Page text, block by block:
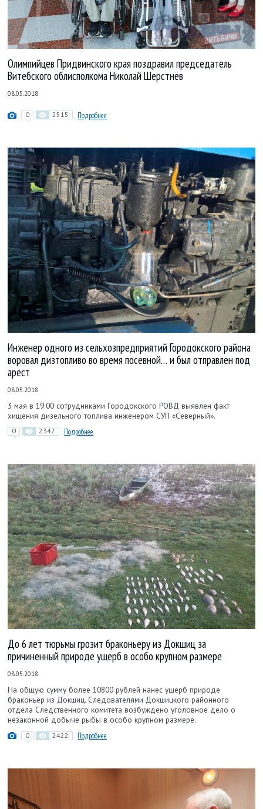
Олимпийцев Придвинского края поздравил председатель
Витебского облисполкома Николай Шерстнёв
08.05.2018
0 2515 Подробнее
Инженер одного из сельхозпредприятий Городокского района
воровал дизтопливо во время посевной… и был отправлен под
арест
08.05.2018
3 мая в 19.00 сотрудниками Городокского РОВД выявлен факт
хищения дизельного топлива инженером СУП «Северный».
0 2342 Подробнее
До 6 лет тюрьмы грозит браконьеру из Докшиц за
причиненный природе ущерб в особо крупном размере
08.05.2018
На общую сумму более 10800 рублей нанес ущерб природе
браконьер из Докшиц. Следователями Докшицкого районного
отдела Следственного комитета возбуждено уголовное дело о
незаконной добыче рыбы в особо крупном размере.
0 2422 Подробнее